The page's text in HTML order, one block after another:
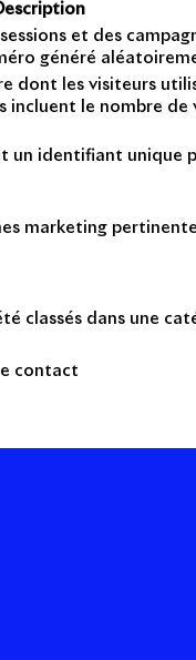
et des
généré
dont les visiteurs
le nombre
identifiant unique
marketing
classés dans une
contact